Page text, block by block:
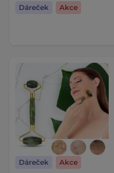
Dáreček Akce
Dáreček Akce